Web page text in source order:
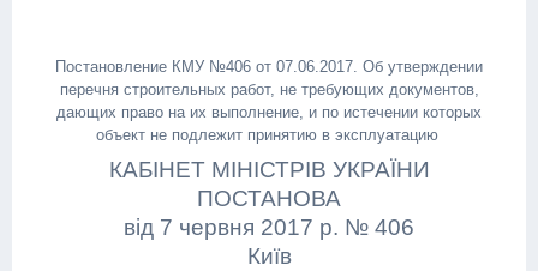
Постановление КМУ №406 от 07.06.2017. Об утверждении
перечня строительных работ, не требующих документов,
дающих право на их выполнение, и по истечении которых
объект не подлежит принятию в эксплуатацию
КАБІНЕТ МІНІСТРІВ УКРАЇНИ
ПОСТАНОВА
від 7 червня 2017 р. № 406
Київ